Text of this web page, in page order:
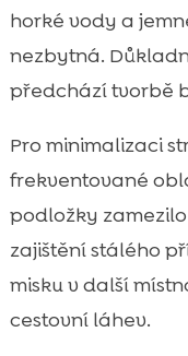
horké vody a
nezbytná.
předchází tvorbě
Pro minimalizaci
frekventované
podložky
zajištění stálého
misku v další
cestovní láhev.